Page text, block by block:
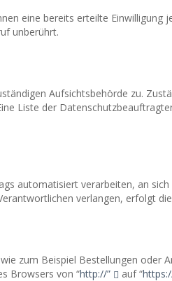
eine bereits erteilte
unberührt.
Aufsichtsbehörde zu.
Liste der
automatisiert verarbeiten, an
verlangen, erfolgt
zum Beispiel Bestellungen oder
Browsers von “http://” auf “